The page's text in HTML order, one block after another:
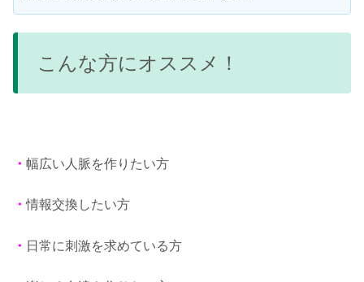
こんな方にオススメ！
・ 幅広い人脈を作りたい方
・情報交換したい方
・ 日常に刺激を求めている方